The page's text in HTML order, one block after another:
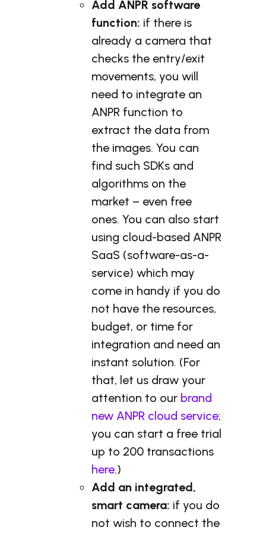
Add ANPR software
function: if there is
already a camera that
checks the entry/exit
movements, you will
need to integrate an
ANPR function to
extract the data from
the images. You can
find such SDKs and
algorithms on the
market – even free
ones. You can also start
using cloud-based ANPR
SaaS (software-as-a-
service) which may
come in handy if you do
not have the resources,
budget, or time for
integration and need an
instant solution. (For
that, let us draw your
attention to our brand
new ANPR cloud service;
you can start a free trial
up to 200 transactions
here.)
Add an integrated,
smart camera: if you do
not wish to connect the